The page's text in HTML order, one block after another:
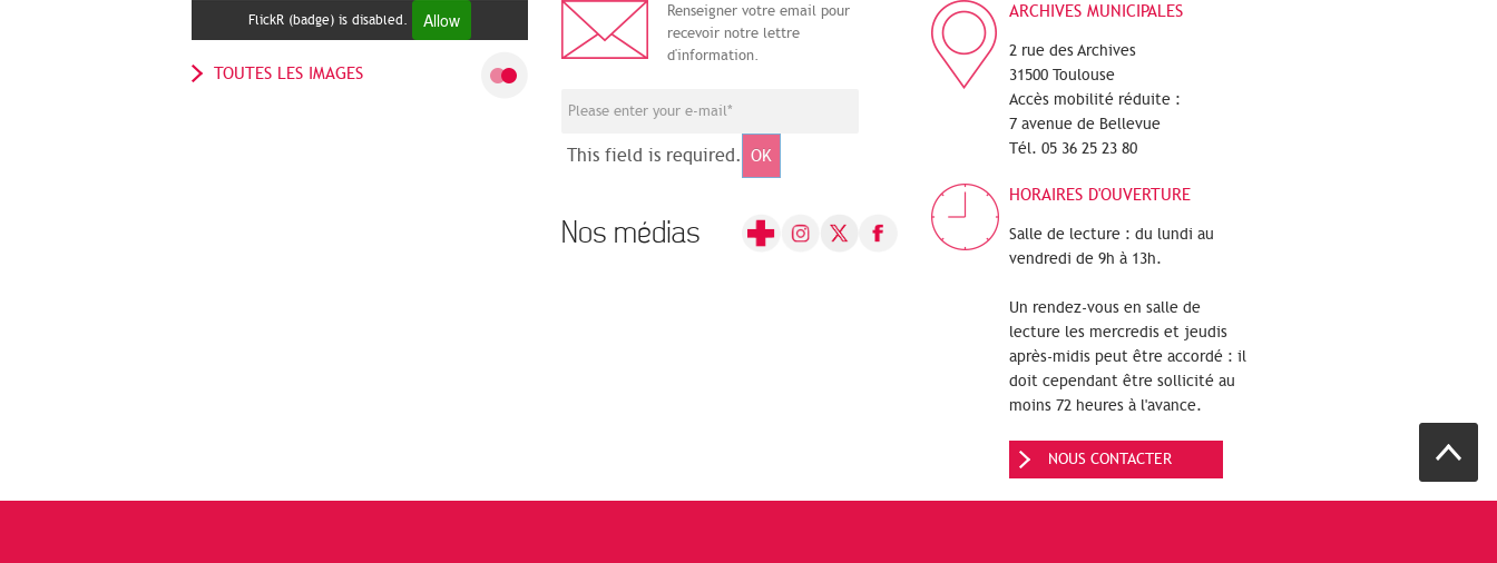
FlickR (badge) is disabled. Allow
TOUTES LES IMAGES
Renseigner votre email pour
recevoir notre lettre
d'information.
This field is required. OK
Nos médias
ARCHIVES MUNICIPALES
2 rue des Archives
31500 Toulouse
Accès mobilité réduite :
7 avenue de Bellevue
Tél. 05 36 25 23 80
HORAIRES D'OUVERTURE
Salle de lecture : du lundi au
vendredi de 9h à 13h.
Un rendez-vous en salle de
lecture les mercredis et jeudis
après-midis peut être accordé : il
doit cependant être sollicité au
moins 72 heures à l'avance.
NOUS CONTACTER